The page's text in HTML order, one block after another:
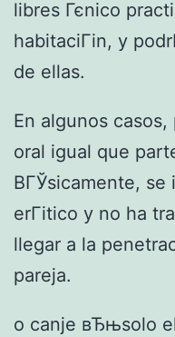
libres Гєnico
habitaciГіn, y
de ellas.
En algunos
oral igual que
BГЎsicamente,
erГіtico y no ha
llegar a la
pareja.
o canje вЂњsolo